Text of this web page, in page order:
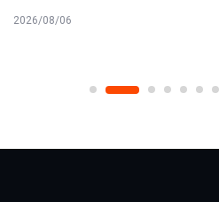
2026/08/06